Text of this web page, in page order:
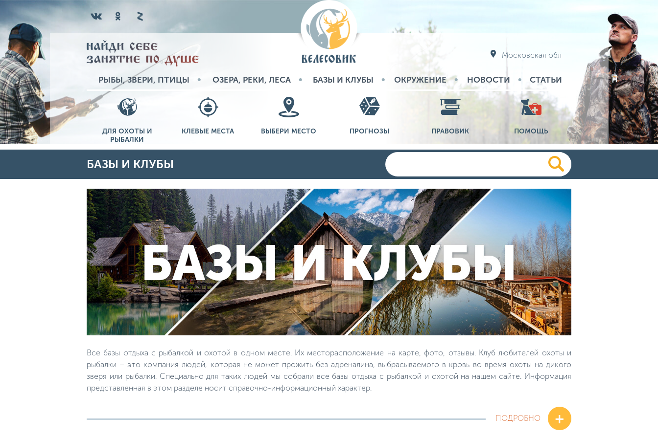
Московская обл
РЫБЫ, ЗВЕРИ, ПТИЦЫ ОЗЕРА, РЕКИ, ЛЕСА БАЗЫ И КЛУБЫ ОКРУЖЕНИЕ НОВОСТИ СТАТЬИ
ДЛЯ ОХОТЫ И
РЫБАЛКИ
КЛЕВЫЕ МЕСТА ВЫБЕРИ МЕСТО ПРОГНОЗЫ ПРАВОВИК ПОМОЩЬ
БАЗЫ И КЛУБЫ
Все базы отдыха с рыбалкой и охотой в одном месте. Их месторасположение на карте, фото, отзывы. Клуб любителей охоты и
рыбалки – это компания людей, которая не может прожить без адреналина, выбрасываемого в кровь во время охоты на дикого
зверя или рыбалки. Специально для таких людей мы собрали все базы отдыха с рыбалкой и охотой на нашем сайте. Информация
представленная в этом разделе носит справочно-информационный характер.
ПОДРОБНО +